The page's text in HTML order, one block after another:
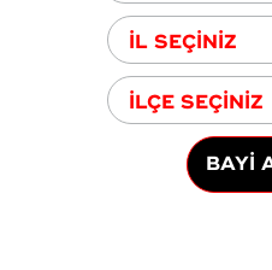
İL SEÇİNİZ
İLÇE SEÇİNİZ
BAYİ